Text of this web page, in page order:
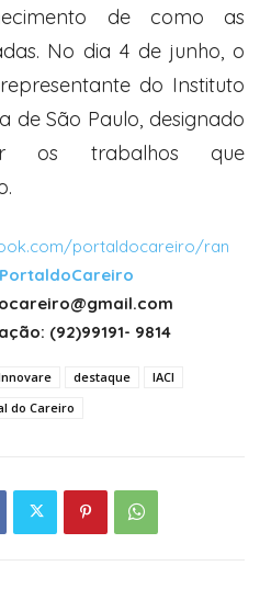
de como as
No dia 4 de junho, o
do Instituto
de São Paulo, designado
os trabalhos que
portaldocareiro/ran
(92)99191- 9814
destaque
IACI
do Careiro